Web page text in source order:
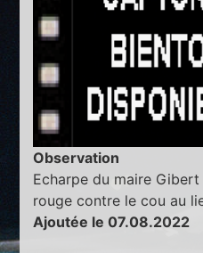
Observation
Echarpe du maire
rouge contre le cou au
Ajoutée le 07.08.2022